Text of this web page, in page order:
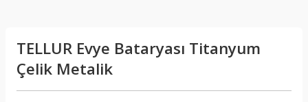
TELLUR Evye Bataryası Titanyum
Çelik Metalik